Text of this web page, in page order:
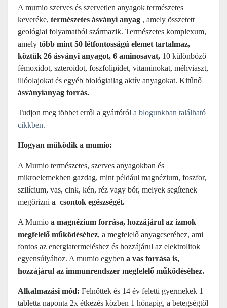
A mumio szerves és szervetlen anyagok természetes
keveréke, természetes ásványi anyag , amely összetett
geológiai folyamatból származik. Természetes komplexum,
amely több mint 50 létfontosságú elemet tartalmaz,
köztük 26 ásványi anyagot, 6 aminosavat, 10 különböző
fémoxidot, szteroidot, foszfolipidet, vitaminokat, méhviaszt,
illóolajokat és egyéb biológiailag aktív anyagokat. Kitűnő
ásványianyag forrás.
Tudjon meg többet erről a gyártóról a blogunkban található
cikkben.
Hogyan működik a mumio:
A Mumio természetes, szerves anyagokban és
mikroelemekben gazdag, mint például magnézium, foszfor,
szilícium, vas, cink, kén, réz vagy bór, melyek segítenek
megőrizni a csontok egészségét.
A Mumio a magnézium forrása, hozzájárul az izmok
megfelelő működéséhez, a megfelelő anyagcseréhez, ami
fontos az energiatermeléshez és hozzájárul az elektrolitok
egyensúlyához. A mumio egyben a vas forrása is,
hozzájárul az immunrendszer megfelelő működéséhez.
Alkalmazási mód: Felnőttek és 14 év feletti gyermekek 1
tabletta naponta 2x étkezés közben 1 hónapig, a betegségtől